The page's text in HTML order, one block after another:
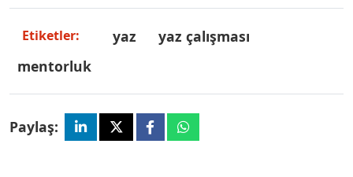
Etiketler: yaz
yaz çalışması
mentorluk
Paylaş: